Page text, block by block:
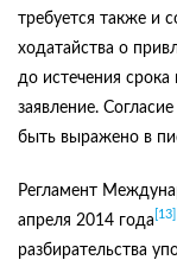
требуется также и
ходатайства о
до истечения срока
заявление.
быть выражено в
Регламент
апреля 2014 года [13]
разбирательства